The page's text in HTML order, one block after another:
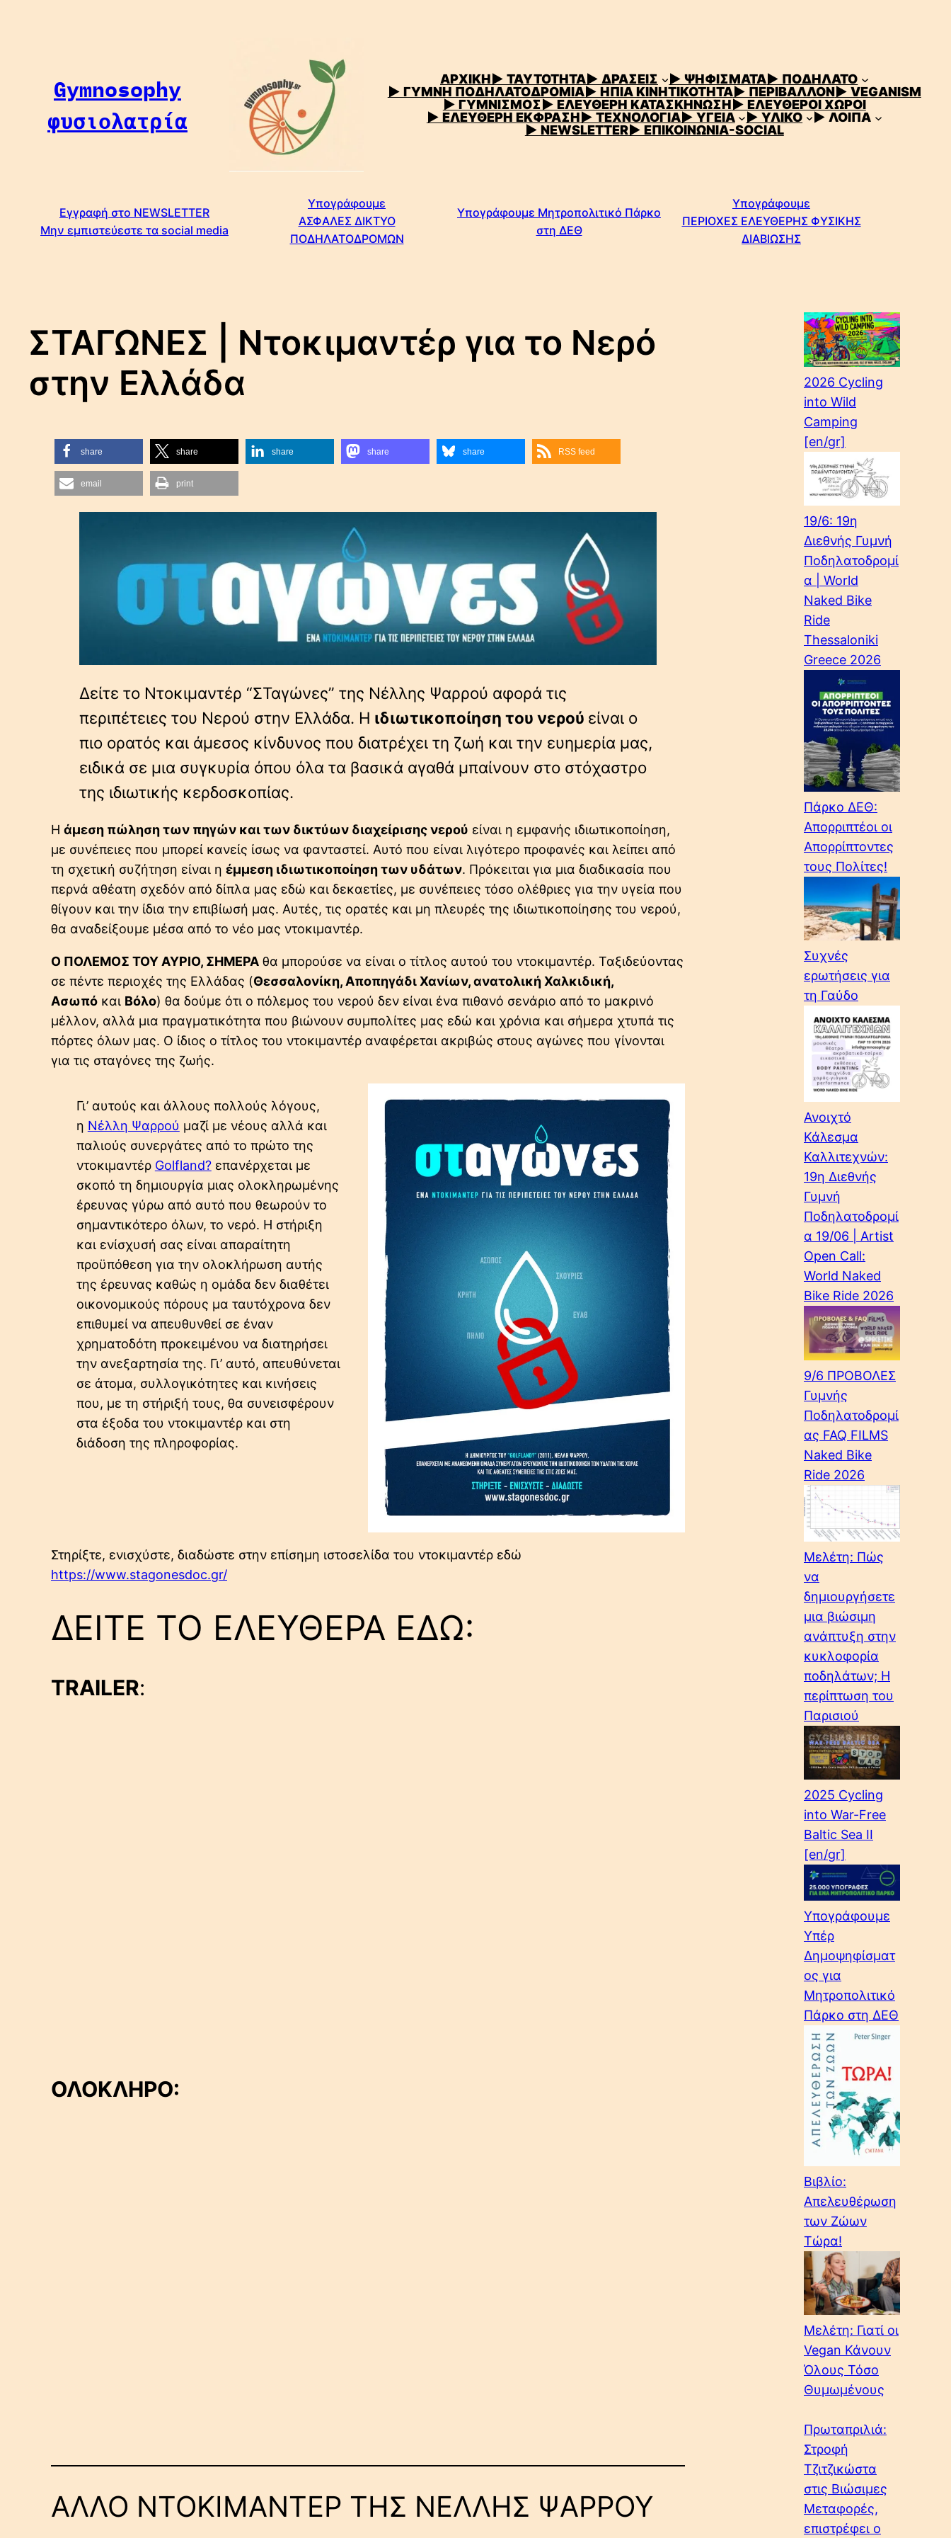
Gymnosophy
φυσιολατρία
ΑΡΧΙΚΗ▶ ΤΑΥΤΟΤΗΤΑ▶ ΔΡΑΣΕΙΣ ▶ ΨΗΦΙΣΜΑΤΑ▶ ΠΟΔΗΛΑΤΟ
▶ ΓΥΜΝΗ ΠΟΔΗΛΑΤΟΔΡΟΜΙΑ▶ ΗΠΙΑ ΚΙΝΗΤΙΚΟΤΗΤΑ▶ ΠΕΡΙΒΑΛΛΟΝ▶ VEGANISM
▶ ΓΥΜΝΙΣΜΟΣ▶ ΕΛΕΥΘΕΡΗ ΚΑΤΑΣΚΗΝΩΣΗ▶ ΕΛΕΥΘΕΡΟΙ ΧΩΡΟΙ
▶ ΕΛΕΥΘΕΡΗ ΕΚΦΡΑΣΗ▶ ΤΕΧΝΟΛΟΓΙΑ▶ ΥΓΕΙΑ ▶ ΥΛΙΚΟ
▶ ΛΟΙΠΑ
▶ NEWSLETTER▶ ΕΠΙΚΟΙΝΩΝΙΑ-SOCIAL
Εγγραφή στο NEWSLETTER
Μην εμπιστεύεστε τα social media
Υπογράφουμε
ΑΣΦΑΛΕΣ ΔΙΚΤΥΟ
ΠΟΔΗΛΑΤΟΔΡΟΜΩΝ
Υπογράφουμε Μητροπολιτικό Πάρκο
στη ΔΕΘ
Υπογράφουμε
ΠΕΡΙΟΧΕΣ ΕΛΕΥΘΕΡΗΣ ΦΥΣΙΚΗΣ
ΔΙΑΒΙΩΣΗΣ
ΣΤΑΓΩΝΕΣ | Ντοκιμαντέρ για το Νερό
στην Ελλάδα
share share share share share RSS feed
email print
Δείτε το Ντοκιμαντέρ “ΣΤαγώνες” της Νέλλης Ψαρρού αφορά τις
περιπέτειες του Νερού στην Ελλάδα. Η ιδιωτικοποίηση του νερού είναι ο
πιο ορατός και άμεσος κίνδυνος που διατρέχει τη ζωή και την ευημερία μας,
ειδικά σε μια συγκυρία όπου όλα τα βασικά αγαθά μπαίνουν στο στόχαστρο
της ιδιωτικής κερδοσκοπίας.
Η άμεση πώληση των πηγών και των δικτύων διαχείρισης νερού είναι η εμφανής ιδιωτικοποίηση,
με συνέπειες που μπορεί κανείς ίσως να φανταστεί. Αυτό που είναι λιγότερο προφανές και λείπει από
τη σχετική συζήτηση είναι η έμμεση ιδιωτικοποίηση των υδάτων. Πρόκειται για μια διαδικασία που
περνά αθέατη σχεδόν από δίπλα μας εδώ και δεκαετίες, με συνέπειες τόσο ολέθριες για την υγεία που
θίγουν και την ίδια την επιβίωσή μας. Αυτές, τις ορατές και μη πλευρές της ιδιωτικοποίησης του νερού,
θα αναδείξουμε μέσα από το νέο μας ντοκιμαντέρ.
Ο ΠΟΛΕΜΟΣ ΤΟΥ ΑΥΡΙΟ, ΣΗΜΕΡΑ θα μπορούσε να είναι ο τίτλος αυτού του ντοκιμαντέρ. Ταξιδεύοντας
σε πέντε περιοχές της Ελλάδας (Θεσσαλονίκη, Αποπηγάδι Χανίων, ανατολική Χαλκιδική,
Ασωπό και Βόλο) θα δούμε ότι ο πόλεμος του νερού δεν είναι ένα πιθανό σενάριο από το μακρινό
μέλλον, αλλά μια πραγματικότητα που βιώνουν συμπολίτες μας εδώ και χρόνια και σήμερα χτυπά τις
πόρτες όλων μας. Ο ίδιος ο τίτλος του ντοκιμαντέρ αναφέρεται ακριβώς στους αγώνες που γίνονται
για τις σταγόνες της ζωής.
Γι’ αυτούς και άλλους πολλούς λόγους,
η Νέλλη Ψαρρού μαζί με νέους αλλά και
παλιούς συνεργάτες από το πρώτο της
ντοκιμαντέρ Golfland?επανέρχεται με
σκοπό τη δημιουργία μιας ολοκληρωμένης
έρευνας γύρω από αυτό που θεωρούν το
σημαντικότερο όλων, το νερό. Η στήριξη
και ενίσχυσή σας είναι απαραίτητη
προϋπόθεση για την ολοκλήρωση αυτής
της έρευνας καθώς η ομάδα δεν διαθέτει
οικονομικούς πόρους μα ταυτόχρονα δεν
επιθυμεί να απευθυνθεί σε έναν
χρηματοδότη προκειμένου να διατηρήσει
την ανεξαρτησία της. Γι’ αυτό, απευθύνεται
σε άτομα, συλλογικότητες και κινήσεις
που, με τη στήριξή τους, θα συνεισφέρουν
στα έξοδα του ντοκιμαντέρ και στη
διάδοση της πληροφορίας.
Στηρίξτε, ενισχύστε, διαδώστε στην επίσημη ιστοσελίδα του ντοκιμαντέρ εδώ
https://www.stagonesdoc.gr/
ΔΕΙΤΕ ΤΟ ΕΛΕΥΘΕΡΑ ΕΔΩ:
TRAILER:
ΟΛΟΚΛΗΡΟ:
ΑΛΛΟ ΝΤΟΚΙΜΑΝΤΕΡ ΤΗΣ ΝΕΛΛΗΣ ΨΑΡΡΟΥ
2026 Cycling
into Wild
Camping
[en/gr]
19/6: 19η
Διεθνής Γυμνή
Ποδηλατοδρομί
α | World
Naked Bike
Ride
Thessaloniki
Greece 2026
Πάρκο ΔΕΘ:
Απορριπτέοι οι
Απορρίπτοντες
τους Πολίτες!
Συχνές
ερωτήσεις για
τη Γαύδο
Ανοιχτό
Κάλεσμα
Καλλιτεχνών:
19η Διεθνής
Γυμνή
Ποδηλατοδρομί
α 19/06 | Artist
Open Call:
World Naked
Bike Ride 2026
9/6 ΠΡΟΒΟΛΕΣ
Γυμνής
Ποδηλατοδρομί
ας FAQ FILMS
Naked Bike
Ride 2026
Μελέτη: Πώς
να
δημιουργήσετε
μια βιώσιμη
ανάπτυξη στην
κυκλοφορία
ποδηλάτων; Η
περίπτωση του
Παρισιού
2025 Cycling
into War-Free
Baltic Sea II
[en/gr]
Υπογράφουμε
Υπέρ
Δημοψηφίσματ
ος για
Μητροπολιτικό
Πάρκο στη ΔΕΘ
Βιβλίο:
Απελευθέρωση
των Ζώων
Τώρα!
Μελέτη: Γιατί οι
Vegan Κάνουν
Όλους Τόσο
Θυμωμένους
Πρωταπριλιά:
Στροφή
Τζιτζικώστα
στις Βιώσιμες
Μεταφορές,
επιστρέφει ο